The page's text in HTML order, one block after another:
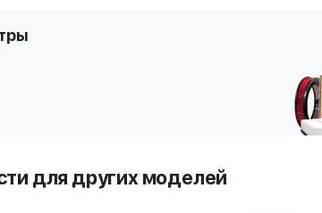
для других моделей